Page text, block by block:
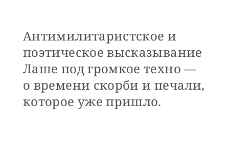
Антимилитаристское и
поэтическое высказывание
Лаше под громкое техно —
о времени скорби и печали,
которое уже пришло.